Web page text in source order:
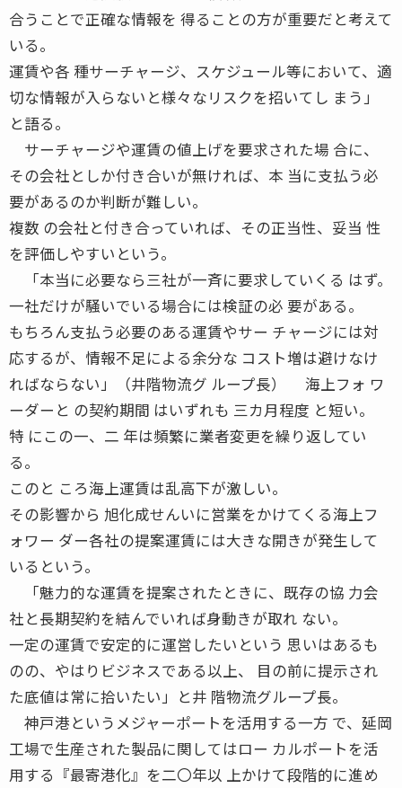
合うことで正確な情報を 得ることの方が重要だと考えて
いる。
運賃や各 種サーチャージ、スケジュール等において、適
切な情報が入らないと様々なリスクを招いてし まう」
と語る。
サーチャージや運賃の値上げを要求された場 合に、
その会社としか付き合いが無ければ、本 当に支払う必
要があるのか判断が難しい。
複数 の会社と付き合っていれば、その正当性、妥当 性
を評価しやすいという。
「本当に必要なら三社が一斉に要求していくる はず。
一社だけが騒いでいる場合には検証の必 要がある。
もちろん支払う必要のある運賃やサー チャージには対
応するが、情報不足による余分な コスト増は避けなけ
ればならない」（井階物流グ ループ長） 海上フォ ワ
ーダーと の契約期間 はいずれも 三カ月程度 と短い。
特 にこの一、二 年は頻繁に業者変更を繰り返してい
る。
このと ころ海上運賃は乱高下が激しい。
その影響から 旭化成せんいに営業をかけてくる海上フ
ォワー ダー各社の提案運賃には大きな開きが発生して
いるという。
「魅力的な運賃を提案されたときに、既存の協 力会
社と長期契約を結んでいれば身動きが取れ ない。
一定の運賃で安定的に運営したいという 思いはあるも
のの、やはりビジネスである以上、 目の前に提示され
た底値は常に拾いたい」と井 階物流グループ長。
神戸港というメジャーポートを活用する一方 で、延岡
工場で生産された製品に関してはロー カルポートを活
用する『最寄港化』を二〇年以 上かけて段階的に進め